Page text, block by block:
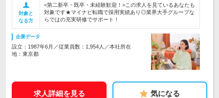
対象と
なる方
<第二新卒・既卒・未経験歓迎！>この求人を見ているあなたも
対象です★マイナビ転職で採用実績あり◎業界大手グループな
らではの充実研修でサポート！
企業データ
設立：1987年6月／従業員数：1,954人／本社所在
地：東京都
求人詳細を見る 気になる